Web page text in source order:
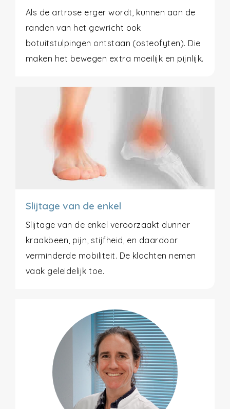
Als de artrose erger wordt, kunnen aan de
randen van het gewricht ook
botuitstulpingen ontstaan (osteofyten). Die
maken het bewegen extra moeilijk en pijnlijk.
Slijtage van de enkel
Slijtage van de enkel veroorzaakt dunner
kraakbeen, pijn, stijfheid, en daardoor
verminderde mobiliteit. De klachten nemen
vaak geleidelijk toe.